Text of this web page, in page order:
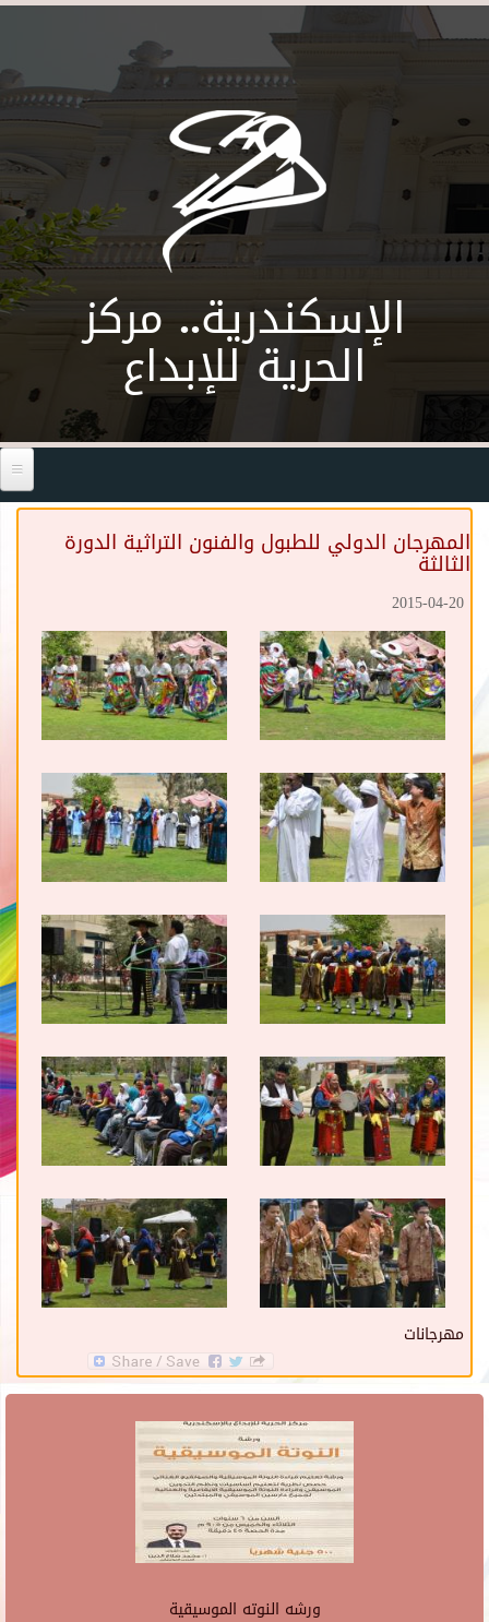
Skip to main content
الإسكندرية.. مركز
الحرية للإبداع
المهرجان الدولي للطبول والفنون التراثية الدورة
الثالثة
2015-04-20
مهرجانات
ورشه النوته الموسيقية